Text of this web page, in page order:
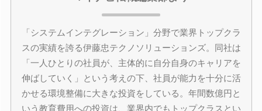
「システムインテグレーション」分野で業界トップクラ
スの実績を誇る伊藤忠テクノソリューションズ。同社は
「一人ひとりの社員が、主体的に自分自身のキャリアを
伸ばしていく」という考えの下、社員が能力を十分に活
かせる環境整備に大きな投資をしている。年間数億円と
いう教育費用への投資は、業界内でもトップクラスとい